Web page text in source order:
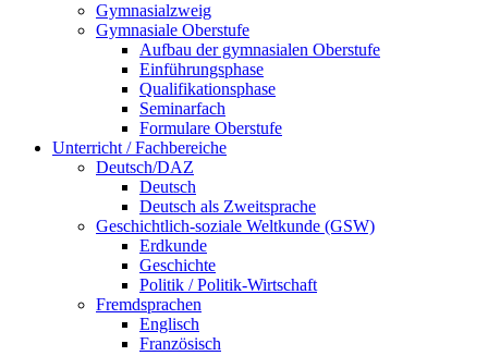
Gymnasialzweig
Gymnasiale Oberstufe
Aufbau der gymnasialen Oberstufe
Einführungsphase
Qualifikationsphase
Seminarfach
Formulare Oberstufe
Unterricht / Fachbereiche
Deutsch/DAZ
Deutsch
Deutsch als Zweitsprache
Geschichtlich-soziale Weltkunde (GSW)
Erdkunde
Geschichte
Politik / Politik-Wirtschaft
Fremdsprachen
Englisch
Französisch